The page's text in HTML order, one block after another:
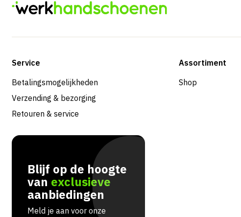
Service
Betalingsmogelijkheden
Verzending & bezorging
Retouren & service
Assortiment
Shop
Blijf op de hoogte
van exclusieve
aanbiedingen
Meld je aan voor onze